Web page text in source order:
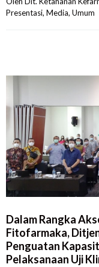
Presentasi, Media, Umum
Dalam Rangka
Fitofarmaka,
Penguatan
Pelaksanaan Uji